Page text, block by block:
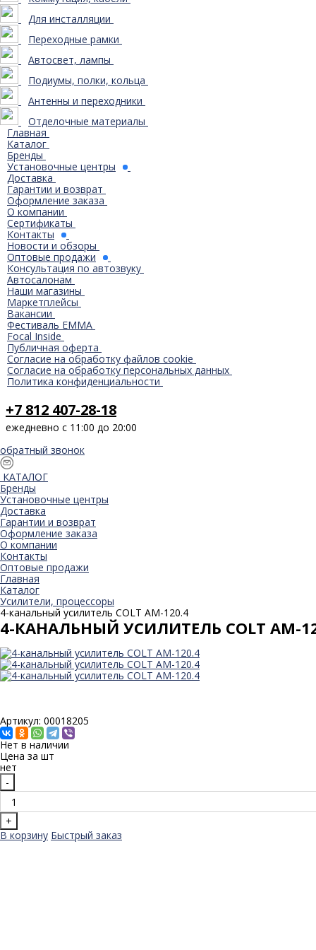
Для инсталляции
Переходные рамки
Автосвет, лампы
Подиумы, полки, кольца
Антенны и переходники
Отделочные материалы
Главная
Каталог
Бренды
Установочные центры
Доставка
Гарантии и возврат
Оформление заказа
О компании
Сертификаты
Контакты
Новости и обзоры
Оптовые продажи
Консультация по автозвуку
Автосалонам
Наши магазины
Маркетплейсы
Вакансии
Фестиваль EMMA
Focal Inside
Публичная оферта
Согласие на обработку файлов cookie
Согласие на обработку персональных данных
Политика конфиденциальности
+7 812 407-28-18
ежедневно с 11:00 до 20:00
обратный звонок
КАТАЛОГ
Бренды
Установочные центры
Доставка
Гарантии и возврат
Оформление заказа
О компании
Контакты
Оптовые продажи
Главная
Каталог
Усилители, процессоры
4-канальный усилитель COLT AМ-120.4
4-КАНАЛЬНЫЙ УСИЛИТЕЛЬ COLT AМ-
Артикул: 00018205
Нет в наличии
Цена за шт
нет
-
+
В корзину Быстрый заказ